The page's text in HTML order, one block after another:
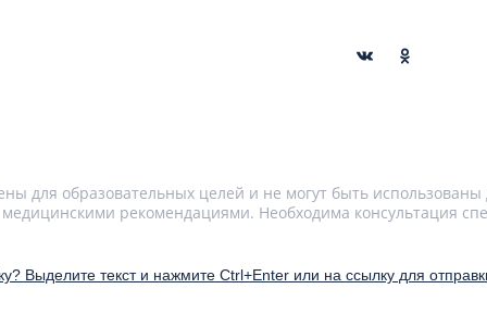
для образовательных целей и не могут быть использованы
медицинскими рекомендациями. Необходима консультация
Выделите текст и нажмите Ctrl+Enter или на ссылку для